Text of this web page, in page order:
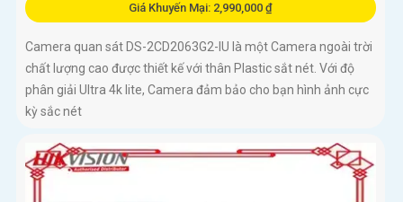
Giá Khuyến Mại: 2,990,000 ₫
Camera quan sát DS-2CD2063G2-IU là một Camera ngoài trời
chất lượng cao được thiết kế với thân Plastic sắt nét. Với độ
phân giải Ultra 4k lite, Camera đảm bảo cho bạn hình ảnh cực
kỳ sắc nét